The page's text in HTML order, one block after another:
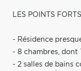
LES POINTS
- Résidence
- 8 chambres, dont
- 2 salles de bains